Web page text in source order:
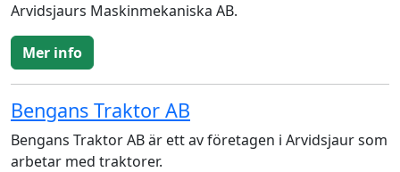
Arvidsjaurs Maskinmekaniska AB.
Mer info
Bengans Traktor AB
Bengans Traktor AB är ett av företagen i Arvidsjaur som
arbetar med traktorer.